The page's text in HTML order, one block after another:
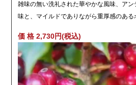
雑味の無い洗礼された華やかな風味、ア
味と、マイルドでありながら重厚感のある
価 格 2,730円(税込)